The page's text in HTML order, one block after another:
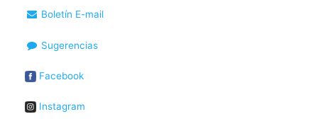
Boletín E-mail
Sugerencias
Facebook
Instagram